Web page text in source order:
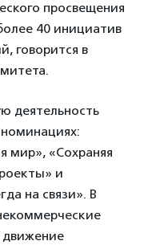
просвещения
40 инициатив
говорится в
деятельность
мир», «Сохраняя
и
на связи». В
движение